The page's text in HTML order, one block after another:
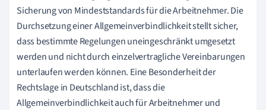
Sicherung von Mindeststandards für die Arbeitnehmer. Die
Durchsetzung einer Allgemeinverbindlichkeit stellt sicher,
dass bestimmte Regelungen uneingeschränkt umgesetzt
werden und nicht durch einzelvertragliche Vereinbarungen
unterlaufen werden können. Eine Besonderheit der
Rechtslage in Deutschland ist, dass die
Allgemeinverbindlichkeit auch für Arbeitnehmer und